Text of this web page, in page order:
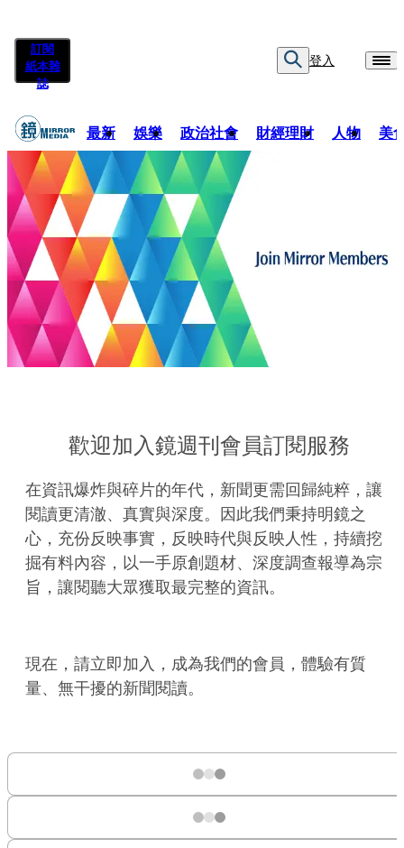
訂閱
紙本雜
誌
登入
最新 娛樂 政治社會 財經理財 人物 美
歡迎加入鏡週刊會員訂閱服務
在資訊爆炸與碎片的年代，新聞更需回歸純粹，讓
閱讀更清澈、真實與深度。因此我們秉持明鏡之
心，充份反映事實，反映時代與反映人性，持續挖
掘有料內容，以一手原創題材、深度調查報導為宗
旨，讓閱聽大眾獲取最完整的資訊。
現在，請立即加入，成為我們的會員，體驗有質
量、無干擾的新聞閱讀。